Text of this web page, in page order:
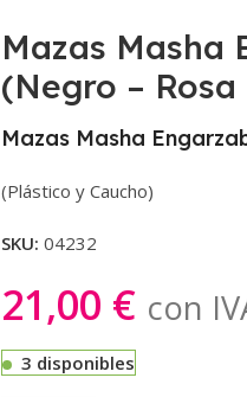
Mazas Masha
(Negro – Rosa
Mazas Masha
(Plástico y Caucho)
SKU: 04232
21,00 € con
3 disponibles